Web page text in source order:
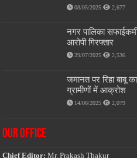
08/05/2025 2,677
नगर पालिका
आरोपी गिरफ्तार
29/07/2025 2,536
जमानत पर रिहा बाबू
ग्रामीणों में आक्रोश
14/06/2025 2,079
OUR OFFICE
Chief Editor:Mr. Prakash Thakur